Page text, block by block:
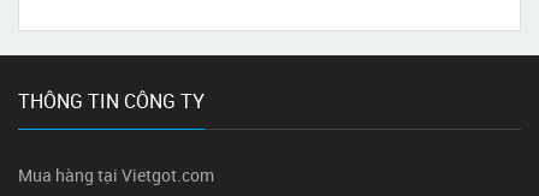
THÔNG TIN CÔNG TY
Mua hàng tại Vietgot.com